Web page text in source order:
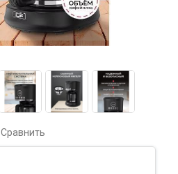
Сравнить